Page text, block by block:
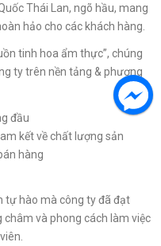
Thái Lan, ngõ hầu, mang
hảo cho các khách hàng.
tinh hoa ẩm thực”, chúng
ty trên nền tảng & phương
đầu
kết về chất lượng sản
hàng
tự hào mà công ty đã đạt
và phong cách làm việc